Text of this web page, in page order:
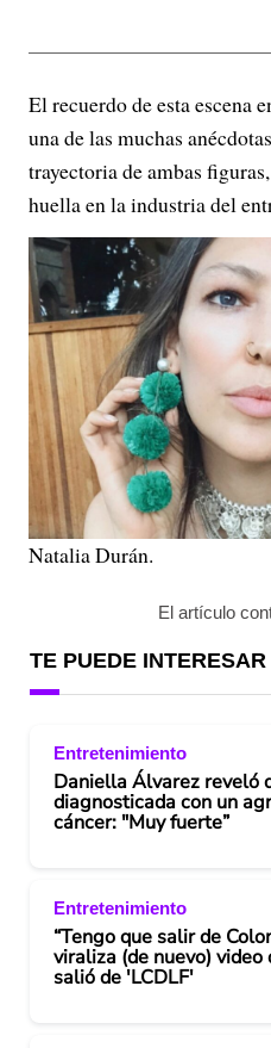
El recuerdo de esta escena
una de las muchas
trayectoria de ambas
huella en la industria del
Natalia Durán.
El artículo
TE PUEDE INTERESAR
Entretenimiento
Daniella Álvarez reveló
diagnosticada con un
cáncer: "Muy fuerte”
Entretenimiento
“Tengo que salir de
viraliza (de nuevo) video
salió de 'LCDLF'